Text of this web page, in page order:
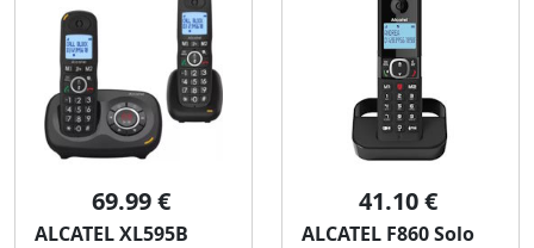
69.99 €
ALCATEL XL595B
41.10 €
ALCATEL F860 Solo